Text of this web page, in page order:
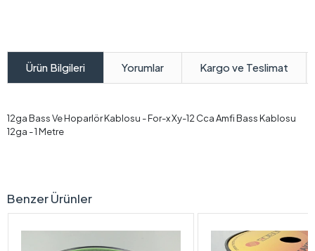
Ürün Bilgileri Yorumlar Kargo ve Teslimat
12ga Bass Ve Hoparlör Kablosu - For-x Xy-12 Cca Amfi Bass Kablosu
12ga - 1 Metre
Benzer Ürünler